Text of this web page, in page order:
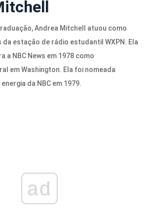
Andrea Mitchell atuou como
estação de rádio estudantil WXPN. Ela
a NBC News em 1978 como
em Washington. Ela foi nomeada
da NBC em 1979.
ad